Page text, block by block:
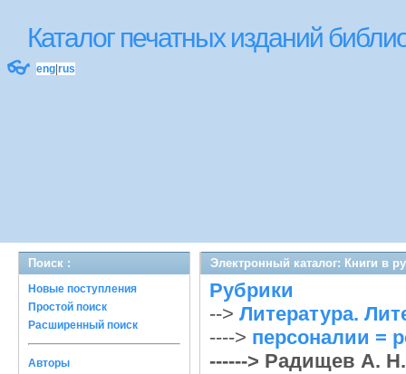
Каталог печатных изданий
👓 eng rus
Поиск :
Новые поступления
Простой поиск
Расширенный поиск
Авторы
Электронный каталог: Книги в
Рубрики
--> Литература.
----> персоналии =
------> Радищев А. Н.